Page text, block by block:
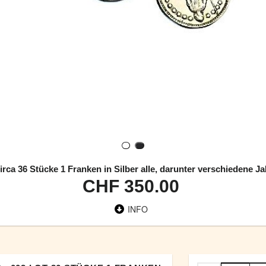
36 Stücke 1 Franken in Silber alle, darunter verschiedene
CHF 350.00
INFO